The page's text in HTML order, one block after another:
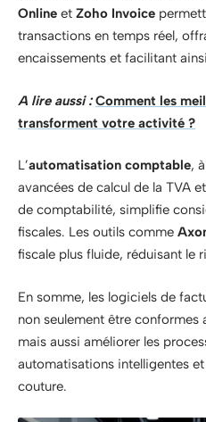
Online et Zoho Invoice
transactions en temps réel,
encaissements et facilitant
A lire aussi : Comment les
transforment votre activité ?
L’automatisation comptable,
avancées de calcul de la TVA
de comptabilité, simplifie
fiscales. Les outils comme
fiscale plus fluide, réduisant le
En somme, les logiciels de
non seulement être conformes
mais aussi améliorer les
automatisations intelligentes
couture.